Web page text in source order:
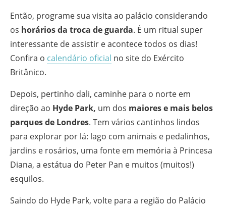
Então, programe sua visita ao palácio considerando
os horários da troca de guarda. É um ritual super
interessante de assistir e acontece todos os dias!
Confira o calendário oficial no site do Exército
Britânico.
Depois, pertinho dali, caminhe para o norte em
direção ao Hyde Park, um dos maiores e mais belos
parques de Londres. Tem vários cantinhos lindos
para explorar por lá: lago com animais e pedalinhos,
jardins e rosários, uma fonte em memória à Princesa
Diana, a estátua do Peter Pan e muitos (muitos!)
esquilos.
Saindo do Hyde Park, volte para a região do Palácio